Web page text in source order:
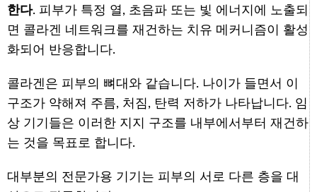
한다. 피부가 특정 열, 초음파 또는 빛 에너지에 노출되
면 콜라겐 네트워크를 재건하는 치유 메커니즘이 활성
화되어 반응합니다.
콜라겐은 피부의 뼈대와 같습니다. 나이가 들면서 이
구조가 약해져 주름, 처짐, 탄력 저하가 나타납니다. 임
상 기기들은 이러한 지지 구조를 내부에서부터 재건하
는 것을 목표로 합니다.
대부분의 전문가용 기기는 피부의 서로 다른 층을 대